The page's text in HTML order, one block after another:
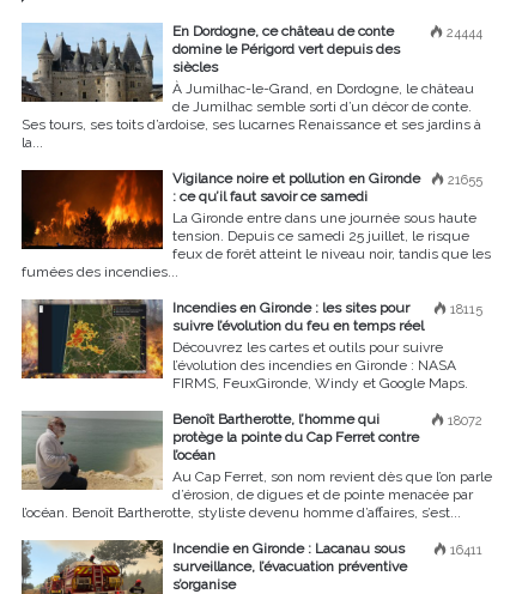
24444
En Dordogne, ce château de conte
domine le Périgord vert depuis des
siècles
À Jumilhac-le-Grand, en Dordogne, le château
de Jumilhac semble sorti d’un décor de conte.
Ses tours, ses toits d’ardoise, ses lucarnes Renaissance et ses jardins à
la...
21655
Vigilance noire et pollution en Gironde
: ce qu’il faut savoir ce samedi
La Gironde entre dans une journée sous haute
tension. Depuis ce samedi 25 juillet, le risque
feux de forêt atteint le niveau noir, tandis que les
fumées des incendies...
18115
Incendies en Gironde : les sites pour
suivre l’évolution du feu en temps réel
Découvrez les cartes et outils pour suivre
l’évolution des incendies en Gironde : NASA
FIRMS, FeuxGironde, Windy et Google Maps.
18072
Benoît Bartherotte, l’homme qui
protège la pointe du Cap Ferret contre
l’océan
Au Cap Ferret, son nom revient dès que l’on parle
d’érosion, de digues et de pointe menacée par
l’océan. Benoît Bartherotte, styliste devenu homme d’affaires, s’est...
16411
Incendie en Gironde : Lacanau sous
surveillance, l’évacuation préventive
s’organise